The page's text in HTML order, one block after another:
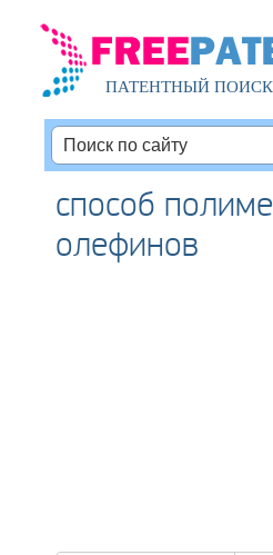
ПАТЕНТНЫЙ ПОИСК
способ
олефинов